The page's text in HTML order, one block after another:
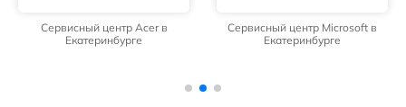
Сервисный центр Acer в
Екатеринбурге
Сервисный центр Microsoft в
Екатеринбурге